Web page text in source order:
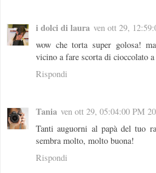
i dolci di laura ven ott 29,
wow che torta super golosa!
vicino a fare scorta di cioccolato
Rispondi
Tania ven ott 29, 05:04:00 PM
Tanti auguorni al papà del tuo
sembra molto, molto buona!
Rispondi